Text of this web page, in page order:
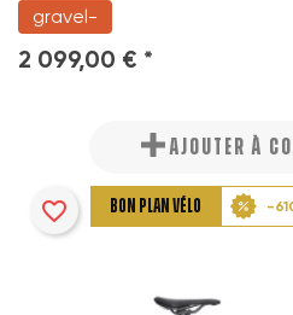
gravel-
2 099,00 € *
AJOUTER À
BON PLAN VÉLO -
favorite_border